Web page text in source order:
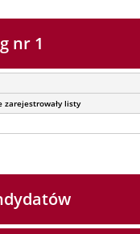
nr 1
zarejestrowały listy